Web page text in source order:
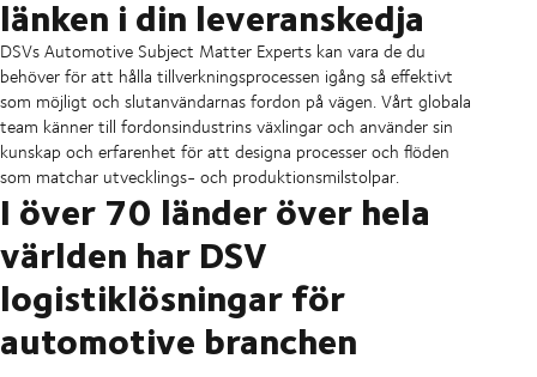
länken i din leveranskedja
DSVs Automotive Subject Matter Experts kan vara de du
behöver för att hålla tillverkningsprocessen igång så effektivt
som möjligt och slutanvändarnas fordon på vägen. Vårt globala
team känner till fordonsindustrins växlingar och använder sin
kunskap och erfarenhet för att designa processer och flöden
som matchar utvecklings- och produktionsmilstolpar.
I över 70 länder över hela
världen har DSV
logistiklösningar för
automotive branchen